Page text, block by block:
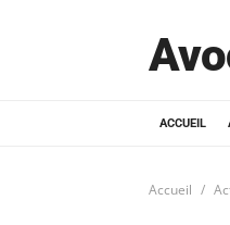
ACCUEIL
Accueil